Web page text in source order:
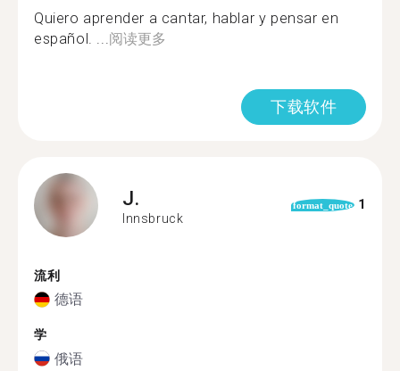
Quiero aprender a cantar, hablar y pensar en
español. ... 阅读更多
下载软件
J.
Innsbruck
format_quote 1
流利
德语
学
俄语